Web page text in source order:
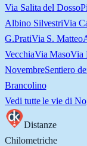
Via Salita del Dosso
Albino SilvestriVia
G.PratiVia S. Matteo
VecchiaVia MasoVia
NovembreSentiero
Brancolino
Vedi tutte le vie di
Distanze
Chilometriche